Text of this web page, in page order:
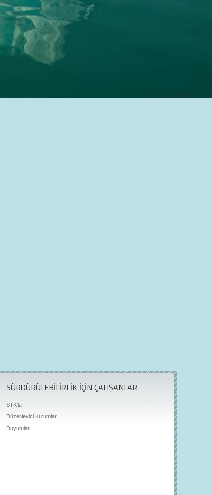
SÜRDÜRÜLEBİLİRLİK İÇİN ÇALIŞANLAR
STK'lar
Düzenleyici Kurumlar
Duyurular